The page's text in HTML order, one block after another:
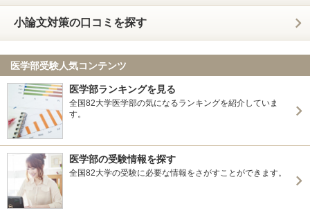
小論文対策の口コミを探す
医学部受験人気コンテンツ
医学部ランキングを見る
全国82大学医学部の気になるランキングを紹介していま
す。
医学部の受験情報を探す
全国82大学の受験に必要な情報をさがすことができます。